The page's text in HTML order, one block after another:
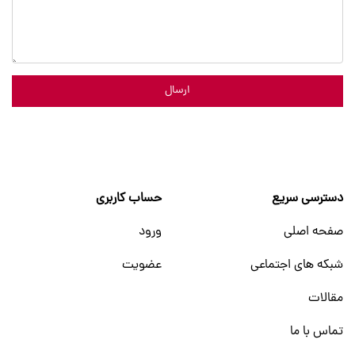
ارسال
دسترسی سریع
صفحه اصلی
شبکه های اجتماعی
مقالات
تماس با ما
حساب کاربری
ورود
عضویت